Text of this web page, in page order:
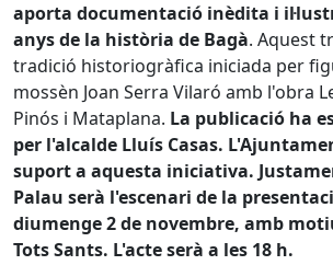
aporta documentació inèdita i
anys de la història de Bagà. Aquest
tradició historiogràfica iniciada per
mossèn Joan Serra Vilaró amb l'obra
Pinós i Mataplana. La publicació ha
per l'alcalde Lluís Casas.
suport a aquesta iniciativa.
Palau serà l'escenari de la
diumenge 2 de novembre, amb
Tots Sants. L'acte serà a les 18 h.